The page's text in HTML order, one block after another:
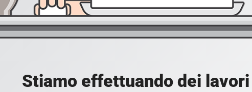
Stiamo effettuando dei